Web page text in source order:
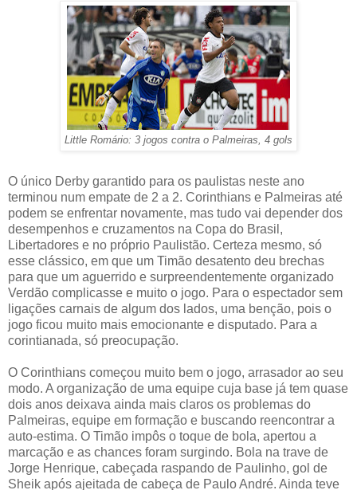
Little Romário: 3 jogos contra o Palmeiras, 4 gols
O único Derby garantido para os paulistas neste ano
terminou num empate de 2 a 2. Corinthians e Palmeiras até
podem se enfrentar novamente, mas tudo vai depender dos
desempenhos e cruzamentos na Copa do Brasil,
Libertadores e no próprio Paulistão. Certeza mesmo, só
esse clássico, em que um Timão desatento deu brechas
para que um aguerrido e surpreendentemente organizado
Verdão complicasse e muito o jogo. Para o espectador sem
ligações carnais de algum dos lados, uma benção, pois o
jogo ficou muito mais emocionante e disputado. Para a
corintianada, só preocupação.
O Corinthians começou muito bem o jogo, arrasador ao seu
modo. A organização de uma equipe cuja base já tem quase
dois anos deixava ainda mais claros os problemas do
Palmeiras, equipe em formação e buscando reencontrar a
auto-estima. O Timão impôs o toque de bola, apertou a
marcação e as chances foram surgindo. Bola na trave de
Jorge Henrique, cabeçada raspando de Paulinho, gol de
Sheik após ajeitada de cabeça de Paulo André. Ainda teve